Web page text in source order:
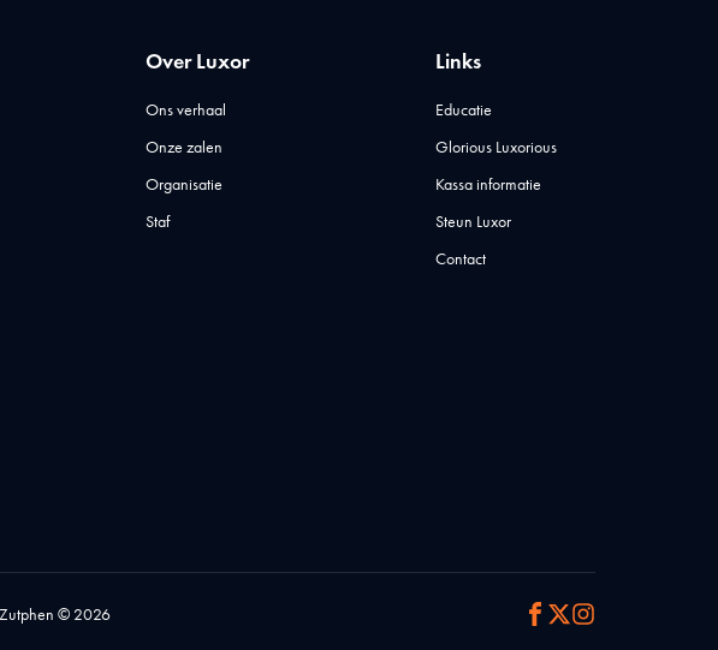
Over Luxor
Ons verhaal
Onze zalen
Organisatie
Staf
Links
Educatie
Glorious Luxorious
Kassa informatie
Steun Luxor
Contact
Zutphen © 2026